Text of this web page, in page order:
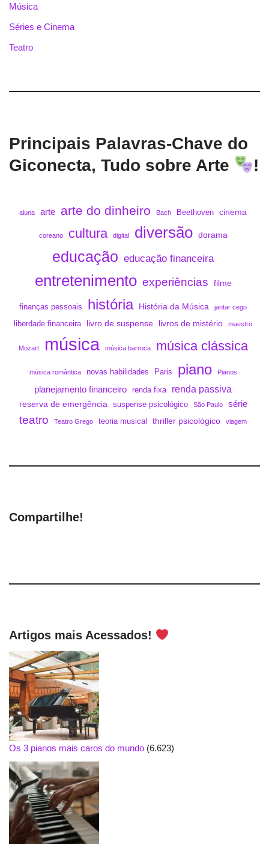
Música
Séries e Cinema
Teatro
Principais Palavras-Chave do
Giconecta, Tudo sobre Arte
!
aluna arte arte do dinheiro Bach Beethoven cinema
coreano cultura digital diversão dorama
educação educação financeira
entretenimento experiências filme
finanças pessoais história História da Música jantar cego
liberdade financeira livro de suspense livros de mistério maestro
Mozart música música barroca música clássica
música romântica novas habilidades Paris piano Pianos
planejamento financeiro renda fixa renda passiva
reserva de emergência suspense psicológico São Paulo série
teatro Teatro Grego teoria musical thriller psicológico viagem
Compartilhe!
Artigos mais Acessados!
Os 3 pianos mais caros do mundo (6.623)